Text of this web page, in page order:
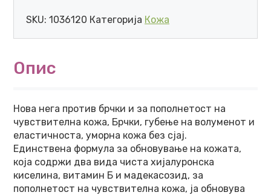
SKU: 1036120 Категорија Кожа
Опис
Нова нега против брчки и за пополнетост на
чувствителна кожа, Брчки, губење на волуменот и
еластичноста, уморна кожа без сјај.
Единствена формула за обновување на кожата,
која содржи два вида чиста хијалуронска
киселина, витамин Б и мадекасозид, за
пополнетост на чувствителна кожа, ја обновува